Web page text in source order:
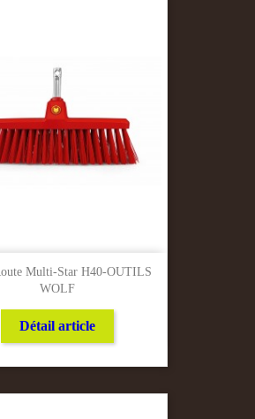
Multi-Star H40-OUTILS
WOLF
Détail article